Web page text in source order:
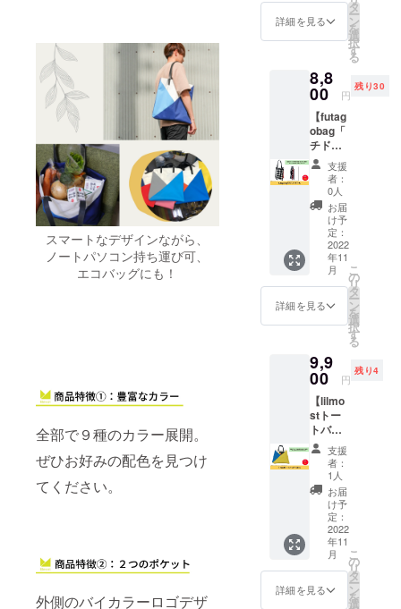
スマートなデザインながら、
ノートパソコン持ち運び可、
エコバッグにも！
全部で９種のカラー展開。
ぜひお好みの配色を見つけ
てください。
外側のバイカラーロゴデザ
工。 素
材は廃
使って
作られ
た再生
ポリエ
ステル
生地
RENE1
00％使
用。
(RENU
タグ付)
無水プ
リント
加工。
残生地
ない仕
様。
made in
サイズ
W:27c
m/H:38
cm 多少
の差異
はご了
承くだ
さい。
※送料込
みのお
値段で
す。
ルダー
スト
運びが
可能な
デザイ
ン。ス
ナップ
留めの
オープ
ントッ
プ。内
ポケッ
ト１
つ。撥
水加
工。 素
材は廃
棄衣料
や廃棄
た再生
ポリエ
ステル
生地
RENE1
00％使
用。
(RENU
タグ付)
無水プ
リント
加工。
残生地
を出さ
ない仕
made in
インの
futagob
ag(フタ
ゴバッ
す。 六
角形×六
角形に
なりま
す。 ●
商品詳
細 肩か
らかけ
られる
レザー
のトッ
プハン
ドルと
ナイロ
ンショ
ルダー
スト
運びが
可能な
デザイ
ン。ス
ナップ
留めの
オープ
ントッ
プ。内
ポケッ
ト１
つ。撥
水加
工。 素
材は廃
棄衣料
や廃棄
詳細を見る
タ
ー
ン
を
選
択
す
る
8,8
00 円
残り30
【futag
obag「
チドリ×
チド
リ」】
カバン
を2つ
くっつ
けた
とって
も斬新
なデザ
インの
futagob
ag(フタ
ゴバッ
す。 チ
ドリ×チ
ドリに
なりま
す。 ●
商品詳
細 肩か
らかけ
られる
レザー
のトッ
プハン
ドルと
ナイロ
ンショ
ルダー
スト
支援
者：
0人
お届
け予
定：
2022
年11
月
詳細を見る
こ
の
リ
タ
ー
ン
を
選
択
す
る
9,9
00 円
残り4
【lilmo
stトー
トバッ
グ
YE&BL
lilmost(
リルモ
ス）の
ブラン
ドロゴ
をバイ
カラー
でデザ
インし
支援
者：
1人
お届
け予
定：
2022
年11
月
詳細を見る
こ
の
リ
タ
ー
ン
を
選